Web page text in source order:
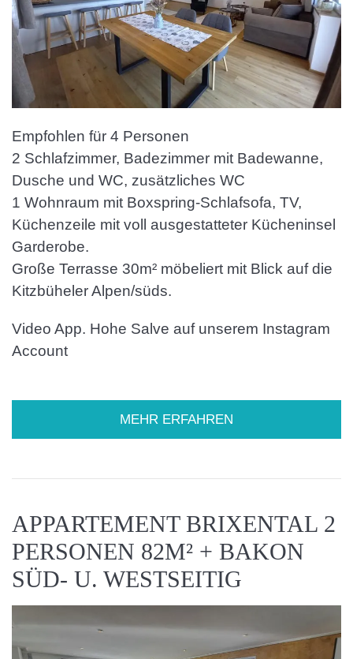
Empfohlen für 4 Personen
2 Schlafzimmer, Badezimmer mit Badewanne,
Dusche und WC, zusätzliches WC
1 Wohnraum mit Boxspring-Schlafsofa, TV,
Küchenzeile mit voll ausgestatteter Kücheninsel
Garderobe.
Große Terrasse 30m² möbeliert mit Blick auf die
Kitzbüheler Alpen/süds.
Video App. Hohe Salve auf unserem Instagram
Account
MEHR ERFAHREN
APPARTEMENT BRIXENTAL 2
PERSONEN 82M² + BAKON
SÜD- U. WESTSEITIG